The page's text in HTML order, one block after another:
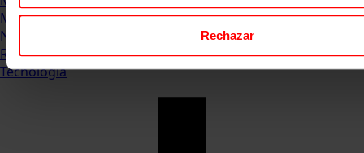
Rechazar
Marketing & Comunicación
Negocios
Recursos Humanos
Tecnología